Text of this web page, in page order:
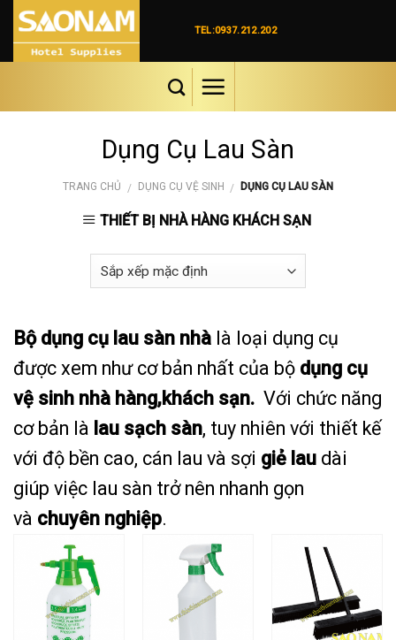
Skip
content
TEL:0937.212.202
Dụng Cụ Lau Sàn
TRANG CHỦ / DỤNG CỤ VỆ SINH / DỤNG CỤ LAU SÀN
THIẾT BỊ NHÀ HÀNG KHÁCH SẠN
Bộ dụng cụ lau sàn nhà là loại dụng cụ
được xem như cơ bản nhất của bộ dụng cụ
vệ sinh nhà hàng,khách sạn. Với chức năng
cơ bản là lau sạch sàn, tuy nhiên với thiết kế
với độ bền cao, cán lau và sợi giẻ lau dài
giúp việc lau sàn trở nên nhanh gọn
và chuyên nghiệp.